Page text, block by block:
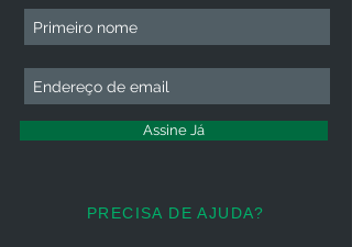
Assine Já
PRECISA DE AJUDA?